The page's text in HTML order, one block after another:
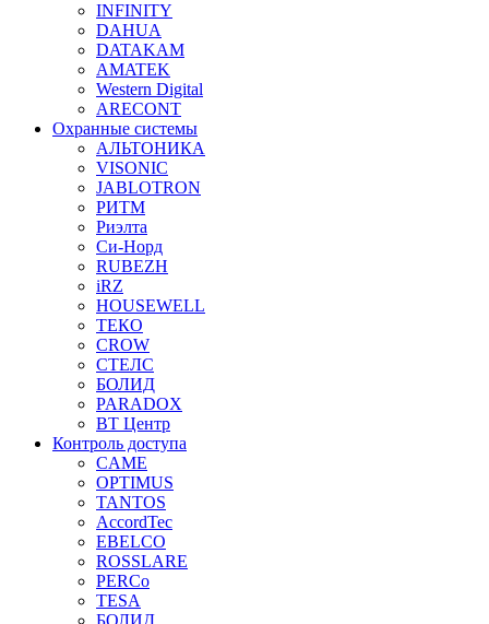
INFINITY
DAHUA
DATAKAM
AMATEK
Western Digital
ARECONT
Охранные системы
АЛЬТОНИКА
VISONIC
JABLOTRON
РИТМ
Риэлта
Си-Норд
RUBEZH
iRZ
HOUSEWELL
ТЕКО
CROW
СТЕЛС
БОЛИД
PARADOX
ВТ Центр
Контроль доступа
CAME
OPTIMUS
TANTOS
AccordTec
EBELCO
ROSSLARE
PERCo
TESA
БОЛИД